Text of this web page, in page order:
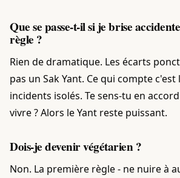
Que se passe-t-il si je brise
règle ?
Rien de dramatique. Les écarts
pas un Sak Yant. Ce qui compte c'est
incidents isolés. Te sens-tu en
vivre ? Alors le Yant reste puissant.
Dois-je devenir végétarien ?
Non. La première règle - ne nuire à